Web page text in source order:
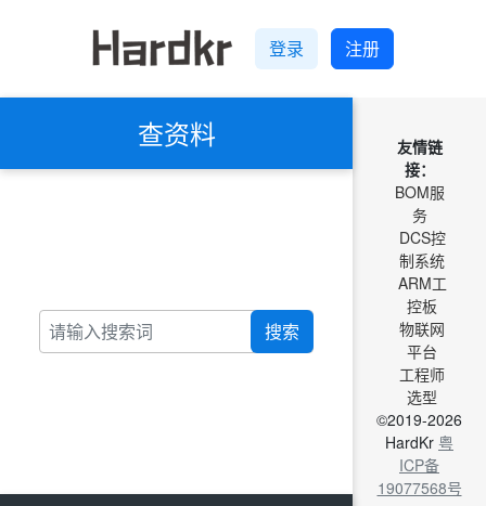
登录 注册
查资料
搜索
友情链
接：
BOM服
务
DCS控
制系统
ARM工
控板
物联网
平台
工程师
选型
©2019-2026
HardKr 粤
ICP备
19077568号